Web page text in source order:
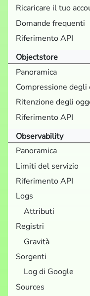
Ricaricare il tuo
Domande frequenti
Riferimento API
Objectstore
Panoramica
Compressione
Ritenzione degli
Riferimento API
Observability
Panoramica
Limiti del servizio
Riferimento API
Logs
Attributi
Registri
Gravità
Sorgenti
Log di Google
Sources